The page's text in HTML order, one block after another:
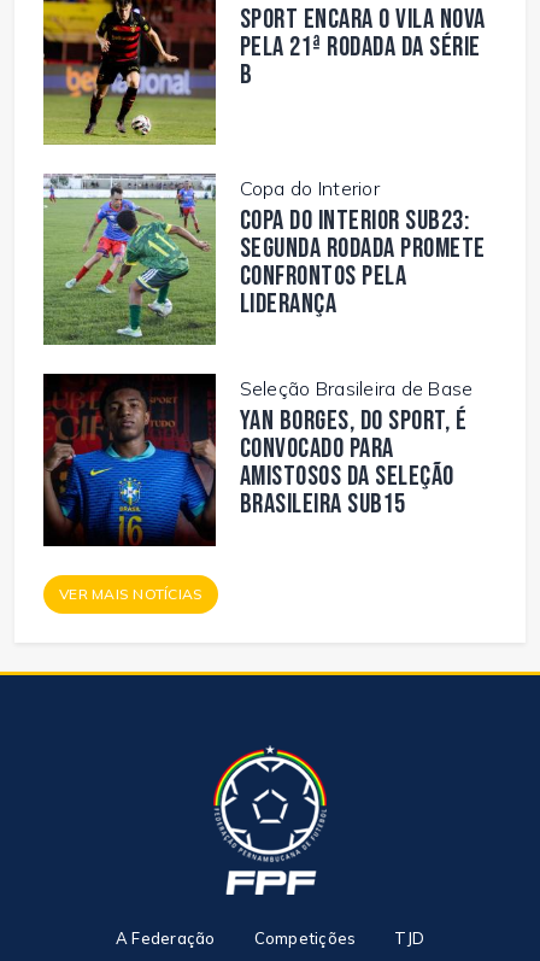
Sport encara o Vila Nova
pela 21ª rodada da Série
B
Copa do Interior
Copa do Interior Sub23:
segunda rodada promete
confrontos pela
liderança
Seleção Brasileira de Base
Yan Borges, do Sport, é
convocado para
amistosos da Seleção
Brasileira Sub15
VER MAIS NOTÍCIAS
A Federação Competições TJD